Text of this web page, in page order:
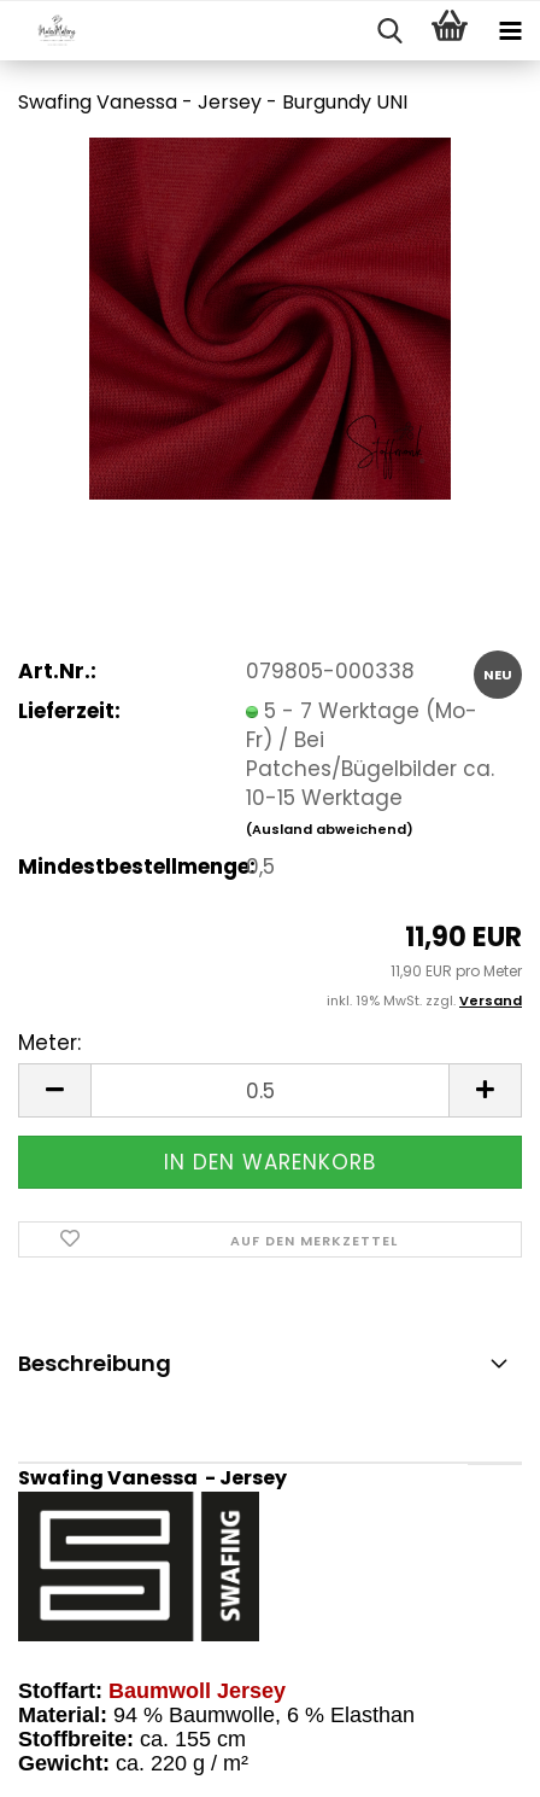
Swafing Vanessa - Jersey - Burgundy UNI
NEU
Art.Nr.:
079805-000338
Lieferzeit:
5 - 7 Werktage (Mo-
Fr) / Bei
Patches/Bügelbilder ca.
10-15 Werktage
(Ausland abweichend)
Mindestbestellmenge:0,5
11,90 EUR
11,90 EUR pro Meter
inkl. 19% MwSt. zzgl.Versand
Meter:
AUF DEN MERKZETTEL
Beschreibung
Swafing Vanessa - Jersey
Stoffart: Baumwoll Jersey
Material: 94 % Baumwolle, 6 % Elasthan
Stoffbreite: ca. 155 cm
Gewicht: ca. 220 g / m²